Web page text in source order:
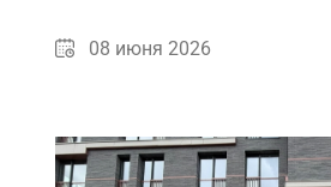
08 июня 2026